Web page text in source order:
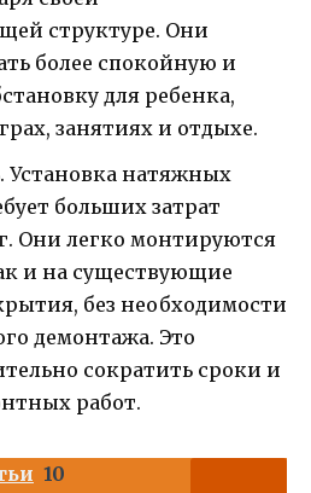
структуре. Они
более спокойную и
для ребенка,
занятиях и отдыхе.
Установка натяжных
больших затрат
Они легко монтируются
и на существующие
без необходимости
демонтажа. Это
сократить сроки и
работ.
10